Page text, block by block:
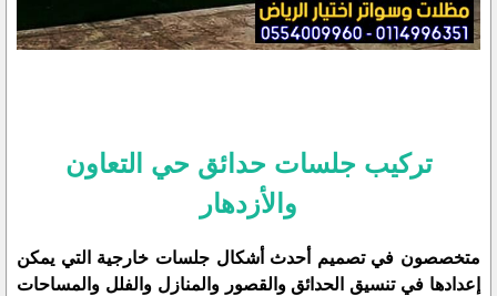
تركيب جلسات حدائق حي التعاون
والأزدهار
متخصصون في تصميم أحدث أشكال جلسات خارجية التي يمكن
إعدادها في تنسيق الحدائق والقصور والمنازل والفلل والمساحات